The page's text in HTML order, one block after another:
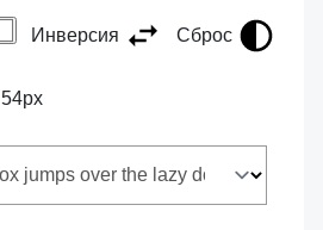
Инверсия Сброс
54px